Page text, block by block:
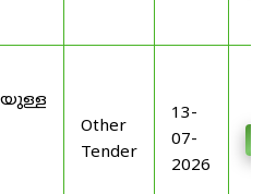
Other
Tender
13-
07-
2026